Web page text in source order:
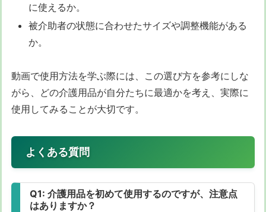
に使えるか。
被介助者の状態に合わせたサイズや調整機能がある
か。
動画で使用方法を学ぶ際には、この選び方を参考にしな
がら、どの介護用品が自分たちに最適かを考え、実際に
使用してみることが大切です。
よくある質問
Q1: 介護用品を初めて使用するのですが、注意点
はありますか？